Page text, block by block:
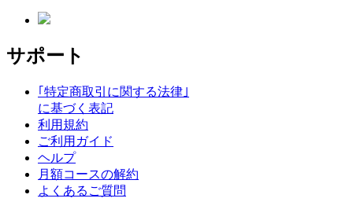
サポート
｢特定商取引に関する法律｣
に基づく表記
利用規約
ご利用ガイド
ヘルプ
月額コースの解約
よくあるご質問